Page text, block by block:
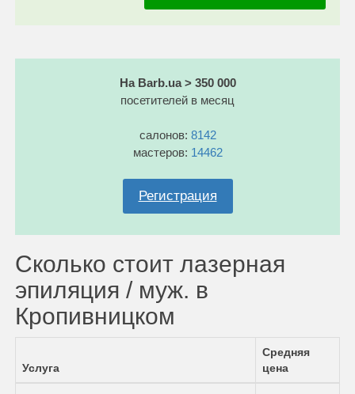
На Barb.ua > 350 000
посетителей в месяц
салонов: 8142
мастеров: 14462
Регистрация
Сколько стоит лазерная
эпиляция / муж. в
Кропивницком
Услуга
Средняя
цена